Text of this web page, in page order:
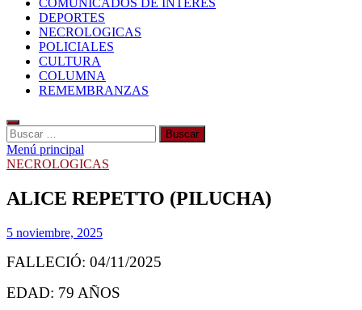
COMUNICADOS DE INTERES
DEPORTES
NECROLOGICAS
POLICIALES
CULTURA
COLUMNA
REMEMBRANZAS
Buscar:
Menú principal
NECROLOGICAS
ALICE REPETTO (PILUCHA)
5 noviembre, 2025
FALLECIÓ: 04/11/2025
EDAD: 79 AÑOS